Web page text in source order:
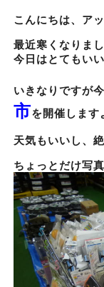
こんにちは、ア
最近寒くなりまし
今日はとてもい
いきなりですが
市を開催します
天気もいいし、
ちょっとだけ写